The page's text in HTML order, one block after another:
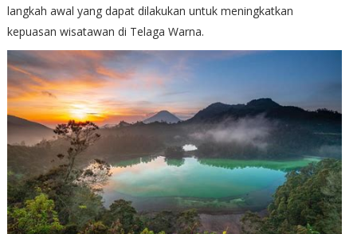
langkah awal yang dapat dilakukan untuk meningkatkan
kepuasan wisatawan di Telaga Warna.